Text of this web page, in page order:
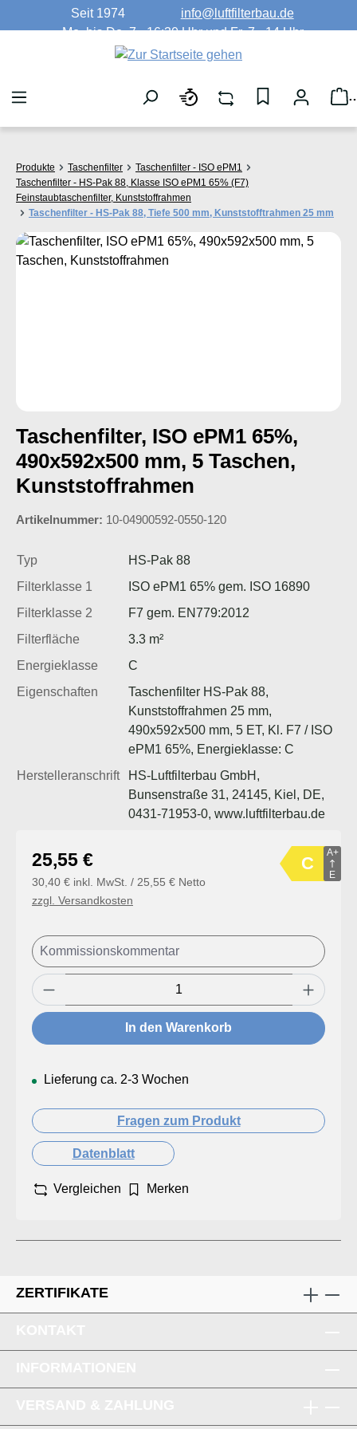
Zum Hauptinhalt springen
Seit 1974
info@luftfilterbau.de
Mo. bis Do. 7 - 16:30 Uhr und Fr. 7 - 14 Uhr
Produkte Taschenfilter
Taschenfilter - ISO ePM1
Taschenfilter - HS-Pak 88, Klasse ISO ePM1 65% (F7)
Feinstaubtaschenfilter, Kunststoffrahmen
Taschenfilter - HS-Pak 88, Tiefe 500 mm, Kunststofftrahmen 25 mm
Bildergalerie überspringen
Taschenfilter, ISO ePM1 65%,
490x592x500 mm, 5 Taschen,
Kunststoffrahmen
Artikelnummer: 10-04900592-0550-120
Typ
HS-Pak 88
Filterklasse 1
ISO ePM1 65% gem. ISO 16890
Filterklasse 2
F7 gem. EN779:2012
Filterfläche
3.3 m²
Energieklasse
C
Eigenschaften
Taschenfilter HS-Pak 88,
Kunststoffrahmen 25 mm,
490x592x500 mm, 5 ET, Kl. F7 / ISO
ePM1 65%, Energieklasse: C
Herstelleranschrift
HS-Luftfilterbau GmbH,
Bunsenstraße 31, 24145, Kiel, DE,
0431-71953-0, www.luftfilterbau.de
Regulärer Preis:
25,55 €
30,40 € inkl. MwSt. / 25,55 € Netto
zzgl. Versandkosten
Produkt Anzahl: Gib den gewünschten
In den Warenkorb
Lieferung ca. 2-3 Wochen
C
A+
E
Fragen zum Produkt
Datenblatt
Vergleichen Merken
ZERTIFIKATE